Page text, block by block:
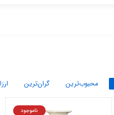
محبوب‌ترین گران‌ترین
ناموجود